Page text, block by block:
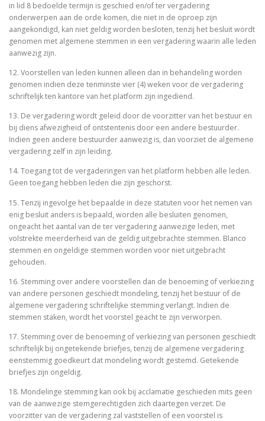
in lid 8 bedoelde termijn is geschied en/of ter vergadering
onderwerpen aan de orde komen, die niet in de oproep zijn
aangekondigd, kan niet geldig worden besloten, tenzij het besluit wordt
genomen met algemene stemmen in een vergadering waarin alle leden
aanwezig zijn.
12. Voorstellen van leden kunnen alleen dan in behandeling worden
genomen indien deze tenminste vier (4) weken voor de vergadering
schriftelijk ten kantore van het platform zijn ingediend.
13. De vergadering wordt geleid door de voorzitter van het bestuur en
bij diens afwezigheid of ontstentenis door een andere bestuurder.
Indien geen andere bestuurder aanwezig is, dan voorziet de algemene
vergadering zelf in zijn leiding.
14. Toegang tot de vergaderingen van het platform hebben alle leden.
Geen toegang hebben leden die zijn geschorst.
15. Tenzij ingevolge het bepaalde in deze statuten voor het nemen van
enig besluit anders is bepaald, worden alle besluiten genomen,
ongeacht het aantal van de ter vergadering aanwezige leden, met
volstrekte meerderheid van de geldig uitgebrachte stemmen. Blanco
stemmen en ongeldige stemmen worden voor niet uitgebracht
gehouden.
16. Stemming over andere voorstellen dan de benoeming of verkiezing
van andere personen geschiedt mondeling, tenzij het bestuur of de
algemene vergadering schriftelijke stemming verlangt. Indien de
stemmen staken, wordt het voorstel geacht te zijn verworpen.
17. Stemming over de benoeming of verkiezing van personen geschiedt
schriftelijk bij ongetekende briefjes, tenzij de algemene vergadering
eenstemmig goedkeurt dat mondeling wordt gestemd. Getekende
briefjes zijn ongeldig.
18. Mondelinge stemming kan ook bij acclamatie geschieden mits geen
van de aanwezige stemgerechtigden zich daartegen verzet. De
voorzitter van de vergadering zal vaststellen of een voorstel is